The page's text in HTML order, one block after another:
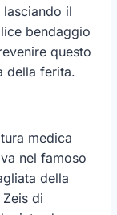
il
bendaggio
questo
della ferita.
medica
nel famoso
della
di